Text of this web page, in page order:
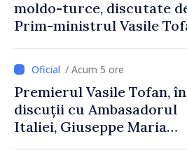
Republica Moldova,
promovată în Elveția prin
exporturi
/ Acum 5 ore
Premierul Vasile Tofan, în
discuții cu Ambasadorul
Italiei, Giuseppe Maria